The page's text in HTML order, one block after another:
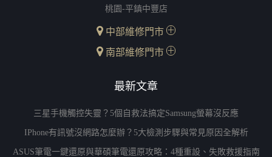
桃園-平鎮中豐店
中部維修門市
南部維修門市
最新文章
三星手機觸控失靈？5個自救法搞定Samsung螢幕沒反應
IPhone有訊號沒網路怎麼辦？5大檢測步驟與常見原因全解析
ASUS筆電一鍵還原與華碩筆電還原攻略：4種重設、失敗救援指南